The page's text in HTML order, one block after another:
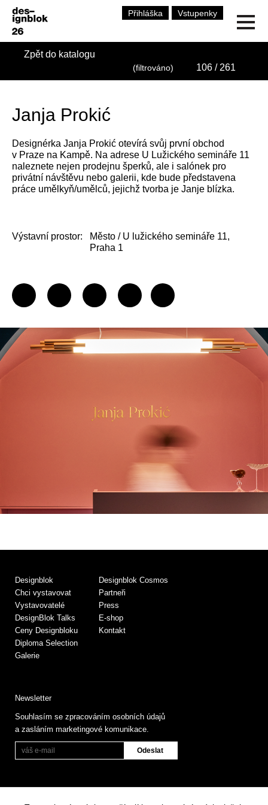
Přihláška Vstupenky
Zpět do katalogu
(filtrováno) 106 / 261
Janja Prokić
Designérka Janja Prokić otevírá svůj první obchod
v Praze na Kampě. Na adrese U Lužického semináře 11
naleznete nejen prodejnu šperků, ale i salónek pro
privátní návštěvu nebo galerii, kde bude představena
práce umělkyň/umělců, jejichž tvorba je Janje blízka.
Výstavní prostor:
Město / U lužického semináře 11,
Praha 1
Designblok
Chci vystavovat
Vystavovatelé
DesignBlok Talks
Ceny Designbloku
Diploma Selection
Galerie
Designblok Cosmos
Partneři
Press
E-shop
Kontakt
Newsletter
Souhlasím se zpracováním osobních údajů
a zasláním marketingové komunikace.